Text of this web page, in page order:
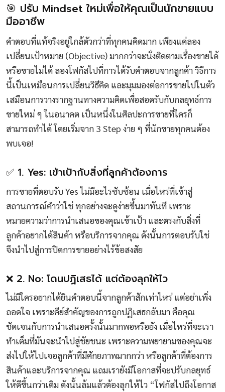
🎯 ปรับ Mindset ใหม่เพื่อให้คุณเป็นนักขายแบบ
มืออาชีพ
คำตอบที่แท้จริงอยู่ใกล้ตัวกว่าที่ทุกคนคิดมาก เพียงแค่ลอง
เปลี่ยนเป้าหมาย (Objective) มากกว่าจะนั่งติดตามเรื่องขายได้
หรือขายไม่ได้ ลองโฟกัสไปที่การได้รับคำตอบจากลูกค้า วิธีการ
นี้เป็นเหมือนการเปลี่ยนวิธีคิด และมุมมองต่อการขายไปในตัว
เสมือนการวางรากฐานทางความคิดเพื่อสอดรับกับกลยุทธ์การ
ขายใหม่ ๆ ในอนาคต เป็นหนึ่งในศิลปะการขายที่ใครก็
สามารถทำได้ โดยเริ่มจาก 3 Step ง่าย ๆ ที่นักขายทุกคนต้อง
พบเจอ!
✅ 1. Yes: เข้าเป้ากับสิ่งที่ลูกค้าต้องการ
การขายที่ตอบรับ Yes ไม่มีอะไรซับซ้อน เมื่อไหร่ที่เข้าสู่
สถานการณ์คำว่าใช่ ทุกอย่างจะดูง่ายขึ้นมาทันที เพราะ
หมายความว่าการนำเสนอของคุณเข้าเป้า และตรงกับสิ่งที่
ลูกค้าอยากได้สินค้า หรือบริการจากคุณ ดังนั้นการตอบรับใช่
จึงนำไปสู่การปิดการขายอย่างไร้ข้อสงสัย
❌ 2. No: โดนปฏิเสธได้ แต่ต้องลุกให้ไว
ไม่มีใครอยากได้ยินคำตอบนี้จากลูกค้าสักเท่าไหร่ แต่อย่าเพิ่ง
ถอดใจ เพราะคีย์สำคัญของการถูกปฏิเสธกลับมา คือคุณ
ชัดเจนกับการนำเสนอครั้งนั้นมากพอหรือยัง เมื่อไหร่ที่จะเรา
ทำเต็มที่มันจะนำไปสู่ชัยชนะ เพราะความพยายามของคุณจะ
ส่งไปให้ไปเจอลูกค้าที่มีศักยภาพมากกว่า หรือลูกค้าที่ต้องการ
สินค้าและบริการจากคุณ แถมเรายังมีโอกาสที่จะปรับกลยุทธ์
ให้ดีขึ้นกว่าเดิม ดังนั้นล้มแล้วต้องลุกให้ไว “โฟกัสไปถึงโอกาส